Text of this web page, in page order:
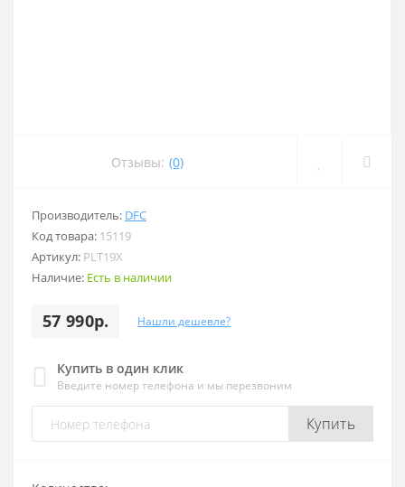
Отзывы: (0)
Производитель: DFC
Код товара: 15119
Артикул: PLT19X
Наличие: Есть в наличии
57 990р. Нашли дешевле?
Купить в один клик
Введите номер телефона и мы перезвоним
Купить